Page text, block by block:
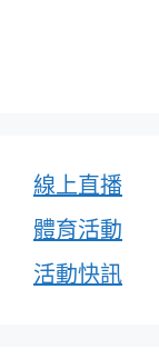
線上直播
體育活動
活動快訊